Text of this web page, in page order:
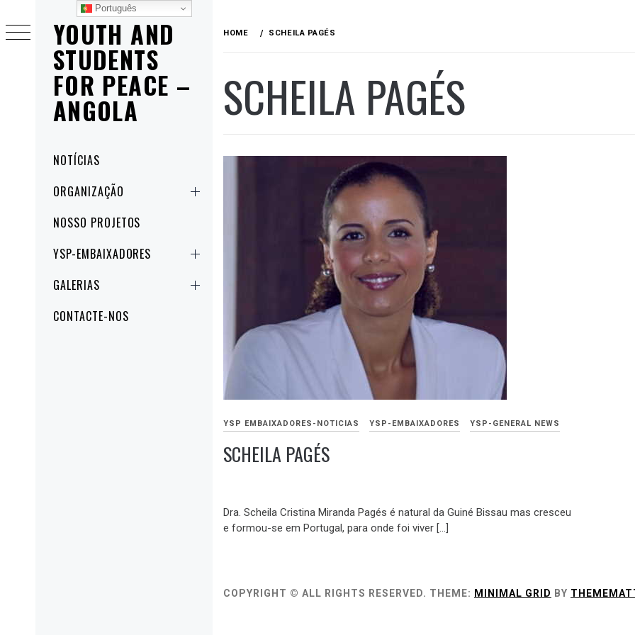
YOUTH AND
STUDENTS
FOR PEACE –
ANGOLA
Primary
Menu
NOTÍCIAS
ORGANIZAÇÃO
NOSSO PROJETOS
YSP-EMBAIXADORES
GALERIAS
CONTACTE-NOS
to
content
HOME SCHEILA PAGÉS
SCHEILA PAGÉS
YSP EMBAIXADORES-NOTICIAS YSP-EMBAIXADORES YSP-GENERAL NEWS
SCHEILA PAGÉS
2020
Dra. Scheila Cristina Miranda Pagés é natural da Guiné Bissau mas cresceu
e formou-se em Portugal, para onde foi viver […]
COPYRIGHT © ALL RIGHTS RESERVED. THEME: MINIMAL GRID BY
Português